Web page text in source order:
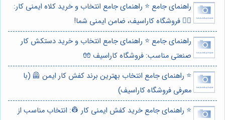
راهنمای جامع ⭐️ راهنمای جامع انتخاب و خرید کلاه ایمنی کار:
👷‍♀️ فروشگاه کاراسیف، ضامن ایمنی شما!
راهنمای جامع ⭐️ راهنمای جامع انتخاب و خرید دستکش کار
صنعتی مناسب: فروشگاه کاراسیف 🧤
⭐️ راهنمای جامع انتخاب بهترین برند کفش کار ایمن 🦺 (با
معرفی فروشگاه کاراسیف)
⭐️ راهنمای جامع خرید کفش ایمنی کار 👷: انتخاب مناسب از